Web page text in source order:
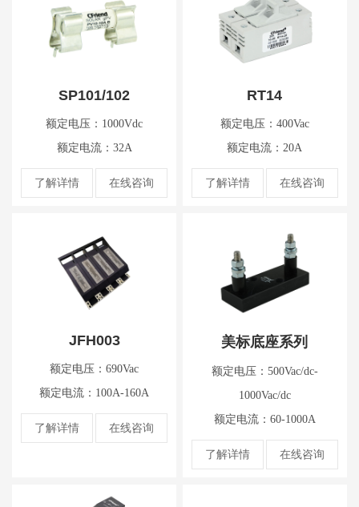
SP101/102
额定电压：1000Vdc
额定电流：32A
了解详情 在线咨询
RT14
额定电压：400Vac
额定电流：20A
了解详情 在线咨询
JFH003
额定电压：690Vac
额定电流：100A-160A
了解详情 在线咨询
美标底座系列
额定电压：500Vac/dc-
1000Vac/dc
额定电流：60-1000A
了解详情 在线咨询